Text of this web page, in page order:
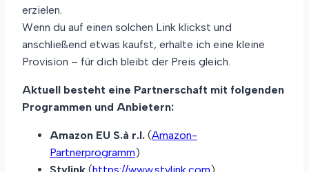
erzielen.
Wenn du auf einen solchen Link klickst und
anschließend etwas kaufst, erhalte ich eine kleine
Provision – für dich bleibt der Preis gleich.
Aktuell besteht eine Partnerschaft mit folgenden
Programmen und Anbietern:
Amazon EU S.à r.l. (Amazon-
Partnerprogramm)